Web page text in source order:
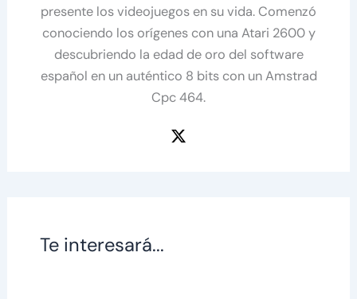
presente los videojuegos en su vida. Comenzó
conociendo los orígenes con una Atari 2600 y
descubriendo la edad de oro del software
español en un auténtico 8 bits con un Amstrad
Cpc 464.
Te interesará...